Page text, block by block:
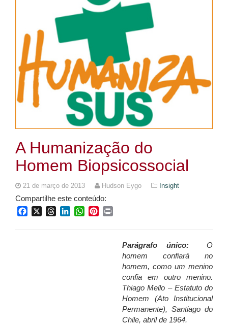
A Humanização do
Homem Biopsicossocial
21 de março de 2013 Hudson Eygo Insight
Compartilhe este conteúdo:
FacebookThreadsLinkedInWhatsApp
Pinterest
Parágrafo único: O
homem confiará no
homem, como um menino
confia em outro menino.
Thiago Mello – Estatuto do
Homem (Ato Institucional
Permanente), Santiago do
Chile, abril de 1964.